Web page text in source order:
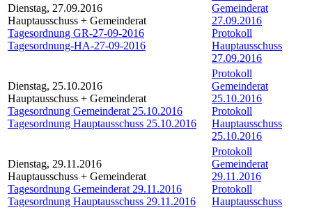
Dienstag, 27.09.2016
Hauptausschuss + Gemeinderat
Tagesordnung GR-27-09-2016
Tagesordnung-HA-27-09-2016
Gemeinderat
27.09.2016
Protokoll
Hauptausschuss
27.09.2016
Dienstag, 25.10.2016
Hauptausschuss + Gemeinderat
Tagesordnung Gemeinderat 25.10.2016
Tagesordnung Hauptausschuss 25.10.2016
Protokoll
Gemeinderat
25.10.2016
Protokoll
Hauptausschuss
25.10.2016
Dienstag, 29.11.2016
Hauptausschuss + Gemeinderat
Tagesordnung Gemeinderat 29.11.2016
Tagesordnung Hauptausschuss 29.11.2016
Protokoll
Gemeinderat
29.11.2016
Protokoll
Hauptausschuss